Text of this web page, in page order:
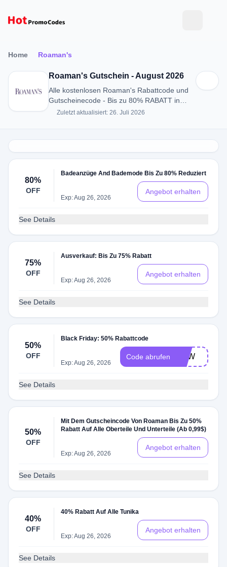
Home Roaman's
Roaman's Gutschein - August 2026
Alle kostenlosen Roaman's Rabattcode und
Gutscheinecode - Bis zu 80% RABATT in
August 2026
Zuletzt aktualisiert: 26. Juli 2026
80%
OFF
Badeanzüge And Bademode Bis Zu 80% Reduziert
Exp: Aug 26, 2026
Angebot erhalten
See Details
75%
OFF
Ausverkauf: Bis Zu 75% Rabatt
Exp: Aug 26, 2026
Angebot erhalten
See Details
50%
OFF
Black Friday: 50% Rabattcode
Exp: Aug 26, 2026
Code abrufen VSW
See Details
50%
OFF
Mit Dem Gutscheincode Von Roaman Bis Zu 50%
Rabatt Auf Alle Oberteile Und Unterteile (Ab 0,99$)
Exp: Aug 26, 2026
Angebot erhalten
See Details
40%
OFF
40% Rabatt Auf Alle Tunika
Exp: Aug 26, 2026
Angebot erhalten
See Details